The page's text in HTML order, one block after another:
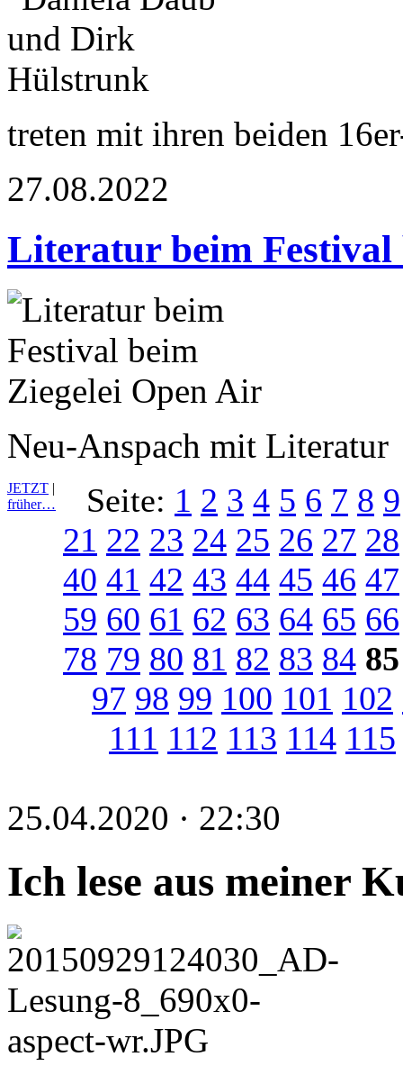
treten mit ihren beiden
27.08.2022
Literatur beim Festival
Neu-Anspach mit Literatur
JETZT |
früher…
Seite: 1 2 3 4 5 6 7 8 9
21 22 23 24 25 26 27 28
40 41 42 43 44 45 46 47
59 60 61 62 63 64 65 66
78 79 80 81 82 83 84 85
97 98 99 100 101 102
111 112 113 114 115
25.04.2020 · 22:30
Ich lese aus meiner